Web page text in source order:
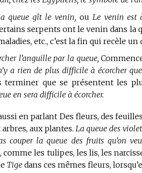
queue gît le venin, ou Le venin est
serpents ont le venin dans la
etc., c’est la fin qui recèle
l’anguille par la queue,
a rien de plus difficile à écorcher
terminer que se présentent les
en sera difficile à écorcher.
en parlant Des fleurs, des
aux plantes.La queue des
couper la queue des fruits qu’on
comme les tulipes, les lis, les
Tige dans ces mêmes fleurs,